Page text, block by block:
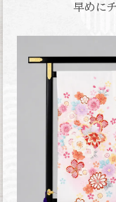
早めに